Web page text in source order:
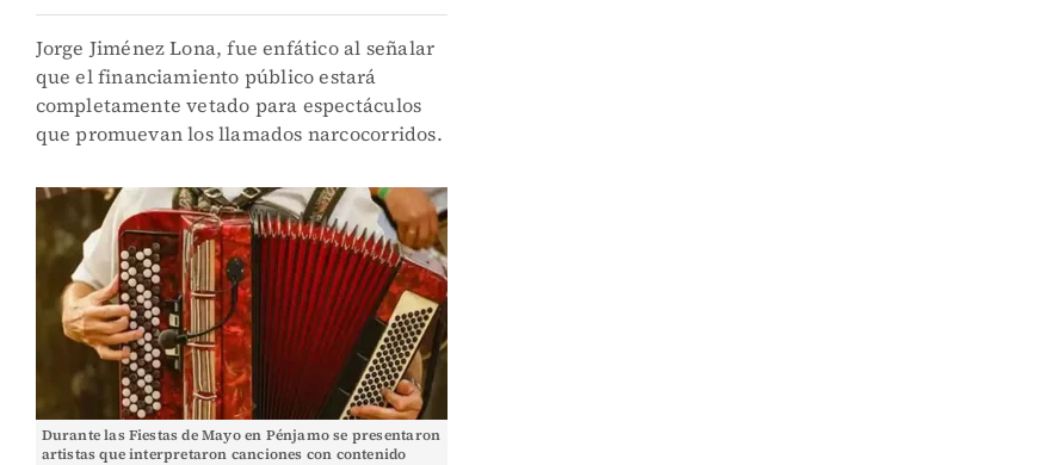
Jorge Jiménez Lona, fue enfático al señalar
que el financiamiento público estará
completamente vetado para espectáculos
que promuevan los llamados narcocorridos.
Durante las Fiestas de Mayo en Pénjamo se presentaron
artistas que interpretaron canciones con contenido